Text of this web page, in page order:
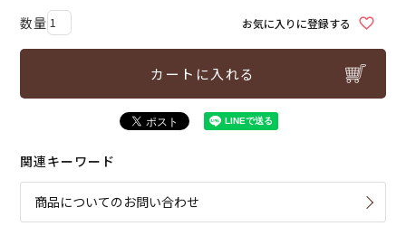
お気に入りに登録する
カートに入れる
関連キーワード
商品についてのお問い合わせ